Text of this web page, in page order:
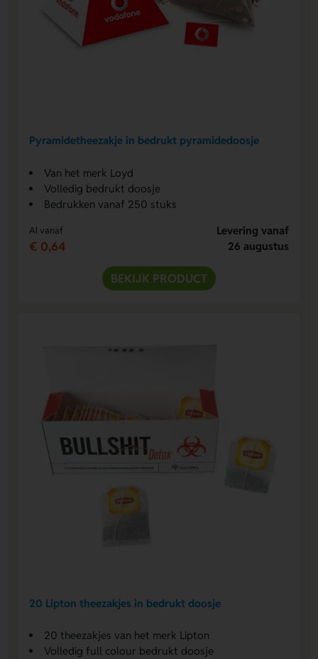
Pyramidetheezakje in bedrukt pyramidedoosje
Van het merk Loyd
Volledig bedrukt doosje
Bedrukken vanaf 250 stuks
Al vanaf
€ 0,64
Levering vanaf
26 augustus
BEKIJK PRODUCT
20 Lipton theezakjes in bedrukt doosje
20 theezakjes van het merk Lipton
Volledig full colour bedrukt doosje